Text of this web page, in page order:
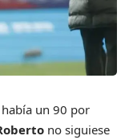
un 90 por
no siguiese